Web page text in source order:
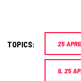
TOPICS: 25
IL 25